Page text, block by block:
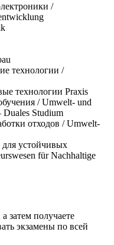
/
технологии /
технологии Praxis
/ Umwelt- und
Studium
отходов / Umwelt-
устойчивых
für Nachhaltige
затем получаете
экзамены по всей